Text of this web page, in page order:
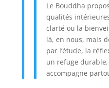
Le Bouddha
qualités
clarté ou la
là, en nous, mais
par l’étude, la
un refuge
accompagne